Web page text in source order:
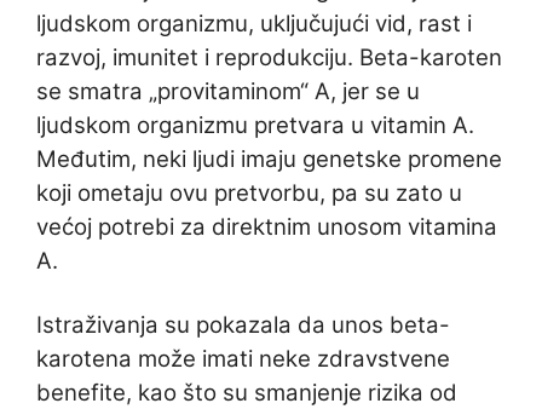
ljudskom organizmu, uključujući vid, rast i
razvoj, imunitet i reprodukciju. Beta-karoten
se smatra „provitaminom“ A, jer se u
ljudskom organizmu pretvara u vitamin A.
Međutim, neki ljudi imaju genetske promene
koji ometaju ovu pretvorbu, pa su zato u
većoj potrebi za direktnim unosom vitamina
A.
Istraživanja su pokazala da unos beta-
karotena može imati neke zdravstvene
benefite, kao što su smanjenje rizika od